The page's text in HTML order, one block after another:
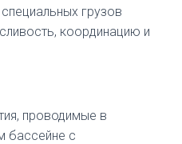
грузов
координацию и
проводимые в
бассейне с